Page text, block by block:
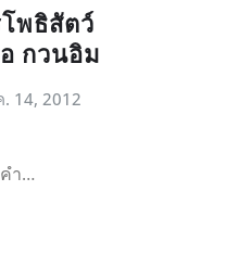
พธิสัตว์
กวนอิม
. 14, 2012
ำ…